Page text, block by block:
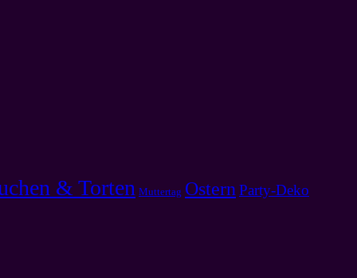
& Torten Muttertag Ostern Party-Deko